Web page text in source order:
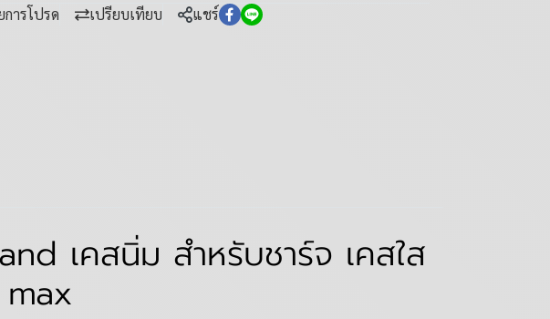
การโปรด เปรียบเทียบ แชร์
เคสนิ่ม สำหรับชาร์จ เคสใส